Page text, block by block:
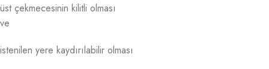
üst çekmecesinin kilitli olması
ve
istenilen yere kaydırılabilir olması